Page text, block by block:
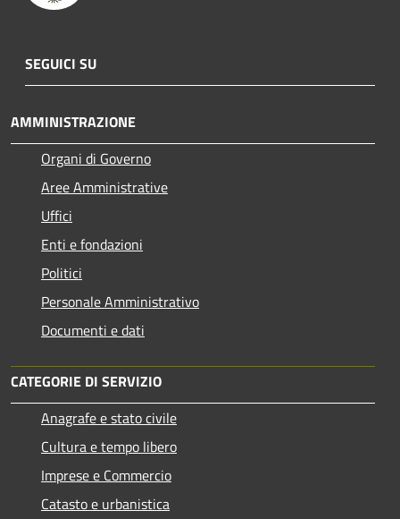
SEGUICI SU
AMMINISTRAZIONE
Organi di Governo
Aree Amministrative
Uffici
Enti e fondazioni
Politici
Personale Amministrativo
Documenti e dati
CATEGORIE DI SERVIZIO
Anagrafe e stato civile
Cultura e tempo libero
Imprese e Commercio
Catasto e urbanistica